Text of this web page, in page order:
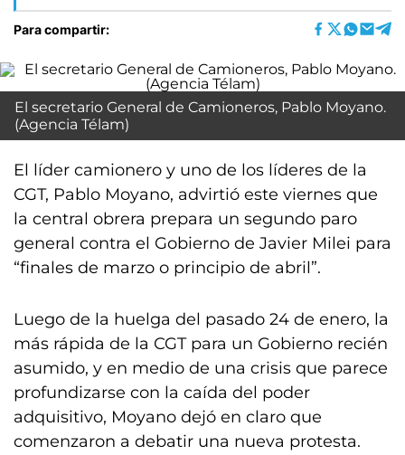
Para compartir:
El secretario General de Camioneros, Pablo Moyano.
(Agencia Télam)
El líder camionero y uno de los líderes de la
CGT, Pablo Moyano, advirtió este viernes que
la central obrera prepara un segundo paro
general contra el Gobierno de Javier Milei para
“finales de marzo o principio de abril”.
Luego de la huelga del pasado 24 de enero, la
más rápida de la CGT para un Gobierno recién
asumido, y en medio de una crisis que parece
profundizarse con la caída del poder
adquisitivo, Moyano dejó en claro que
comenzaron a debatir una nueva protesta.